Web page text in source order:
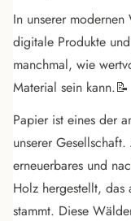
In unserer
digitale Produkte
manchmal, wie
Material sein kann.📝
Papier ist eines der
unserer
erneuerbares und
Holz hergestellt, das
stammt. Diese